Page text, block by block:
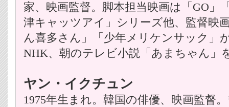
家、映画監督。脚本担当映画は「GO」
津キャッツアイ」シリーズ他、監督映
ん喜多さん」「少年メリケンサック」
NHK、朝のテレビ小説「あまちゃん」
ヤン・イクチュン
1975年生まれ。韓国の俳優、映画監督